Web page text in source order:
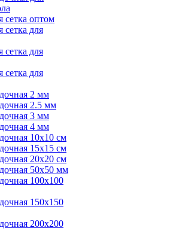
сетка оптом
сетка для
сетка для
сетка для
2 мм
2.5 мм
3 мм
4 мм
10x10 см
15x15 см
20x20 см
50x50 мм
100x100
150x150
200x200